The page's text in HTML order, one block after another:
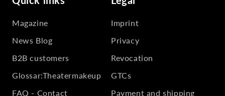
Magazine
News Blog
B2B customers
Glossar:Theatermakeup
FAQ - Contact
Imprint
Privacy
Revocation
GTCs
Payment and shipping